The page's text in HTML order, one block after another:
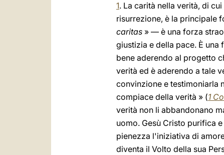
1. La carità nella verità, di
risurrezione, è la principale
caritas » — è una forza
giustizia e della pace. È una
bene aderendo al progetto
verità ed è aderendo a tale
convinzione e testimoniarla
compiace della verità » (1
verità non li abbandonano
uomo. Gesù Cristo purifica
pienezza l'iniziativa di
diventa il Volto della sua